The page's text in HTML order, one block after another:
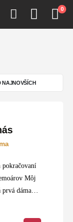
0
Môj
prvá dáma